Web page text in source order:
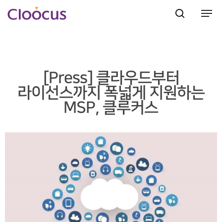
[Press] 클라우드부터
라이선스까지 폭넓게 지원하는
MSP, 클루커스